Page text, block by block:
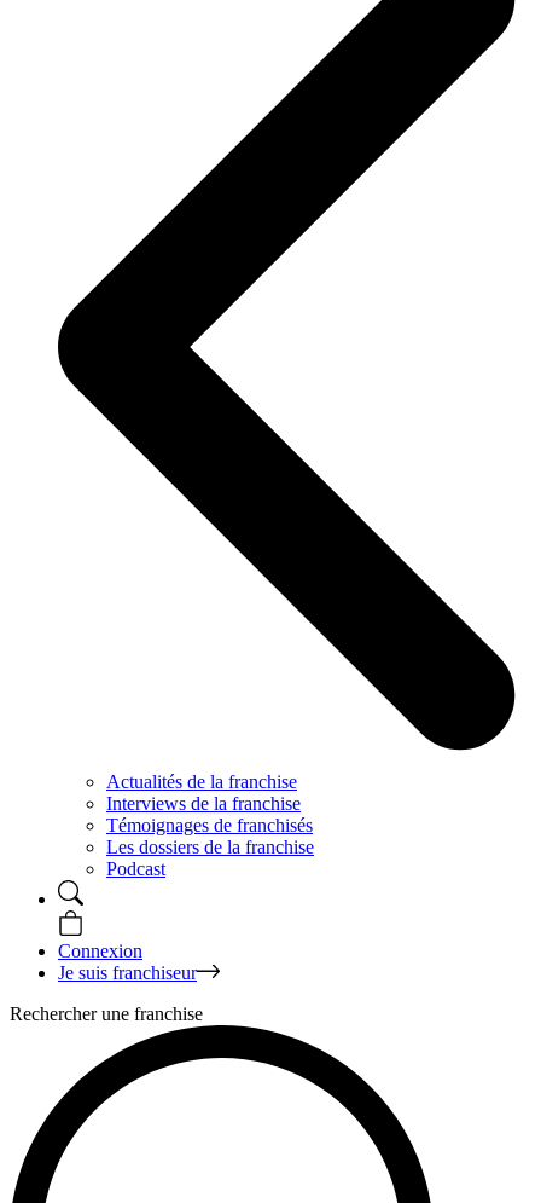
Actualités de la franchise
Interviews de la franchise
Témoignages de franchisés
Les dossiers de la franchise
Podcast
Connexion
Je suis franchiseur
Rechercher une franchise